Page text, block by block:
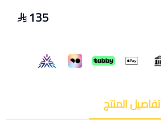
135
تفاصيل المنتج